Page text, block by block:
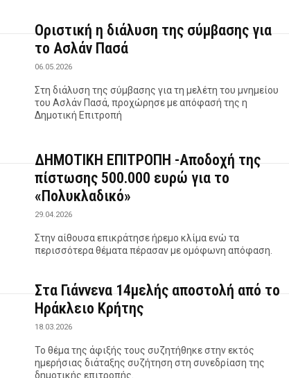
Οριστική η διάλυση της σύμβασης για
το Ασλάν Πασά
06.05.2026
Στη διάλυση της σύμβασης για τη μελέτη του μνημείου
του Ασλάν Πασά, προχώρησε με απόφασή της η
Δημοτική Επιτροπή
ΔΗΜΟΤΙΚΗ ΕΠΙΤΡΟΠΗ -Αποδοχή της
πίστωσης 500.000 ευρώ για το
«Πολυκλαδικό»
29.04.2026
Στην αίθουσα επικράτησε ήρεμο κλίμα ενώ τα
περισσότερα θέματα πέρασαν με ομόφωνη απόφαση.
Στα Γιάννενα 14μελής αποστολή από το
Ηράκλειο Κρήτης
18.03.2026
Το θέμα της άφιξής τους συζητήθηκε στην εκτός
ημερήσιας διάταξης συζήτηση στη συνεδρίαση της
δημοτικής επιτροπής.